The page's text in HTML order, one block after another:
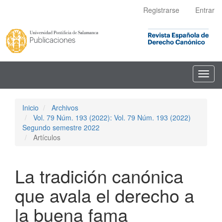
principal
Barra
lateral
Registrarse Entrar
Inicio
Archivos
Vol. 79 Núm. 193 (2022): Vol. 79 Núm. 193 (2022)
Segundo semestre 2022
Artículos
La tradición canónica
que avala el derecho a
la buena fama